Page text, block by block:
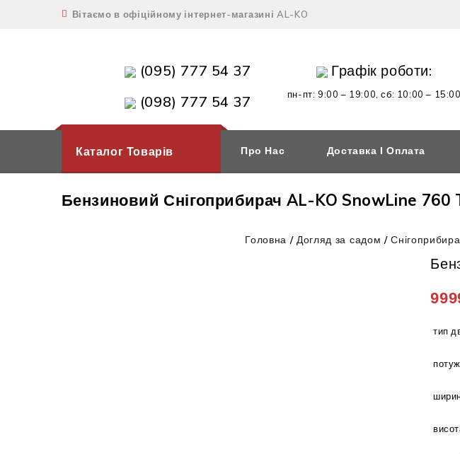
Вітаємо в офіційному інтернет-магазині AL-KO
(095) 777 54 37
(098) 777 54 37
Графік роботи:
пн-пт: 9:00 – 19:00,сб: 10:00 – 15:00
Каталог Товарів Про Нас Доставка І Оплата
Бензиновий Снігоприбирач AL-KO SnowLine 760
Головна / Догляд за садом /
тип